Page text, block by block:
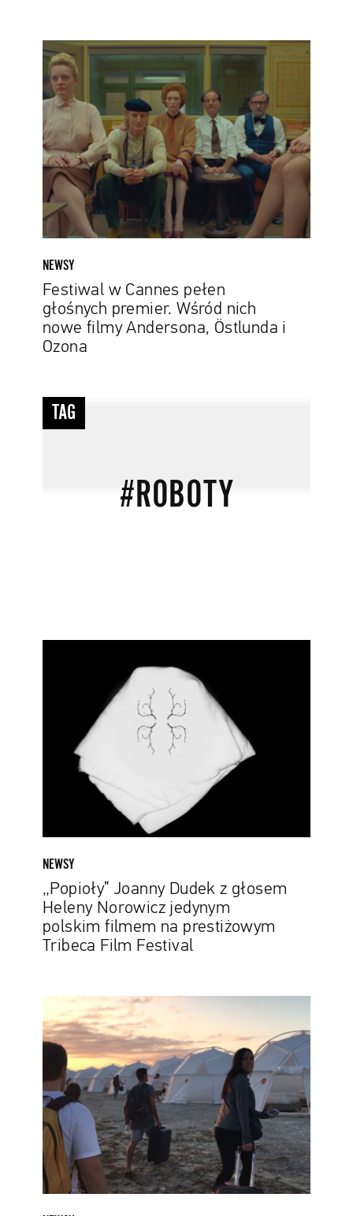
Festiwal
Cannes
pełen
głośnych
premier.
Wśród
nich
nowe
filmy
Andersona,
Östlunda
Ozona
NEWSY
Festiwal w Cannes pełen
głośnych premier. Wśród nich
nowe filmy Andersona, Östlunda i
Ozona
#roboty
TAG
#ROBOTY
na
prestiżowym
Film
Festival
NEWSY
„Popioły” Joanny Dudek z głosem
Heleny Norowicz jedynym
polskim filmem na prestiżowym
Tribeca Film Festival
Uczestnicy
„najgorszego
festiwalu
świata”
dostaną
po
kilka
tysięcy
dolarów
odszkodowania